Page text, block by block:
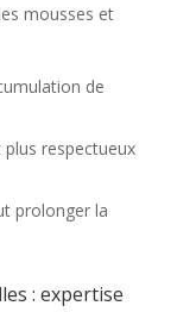
mousses et
de
respectueux
prolonger la
: expertise